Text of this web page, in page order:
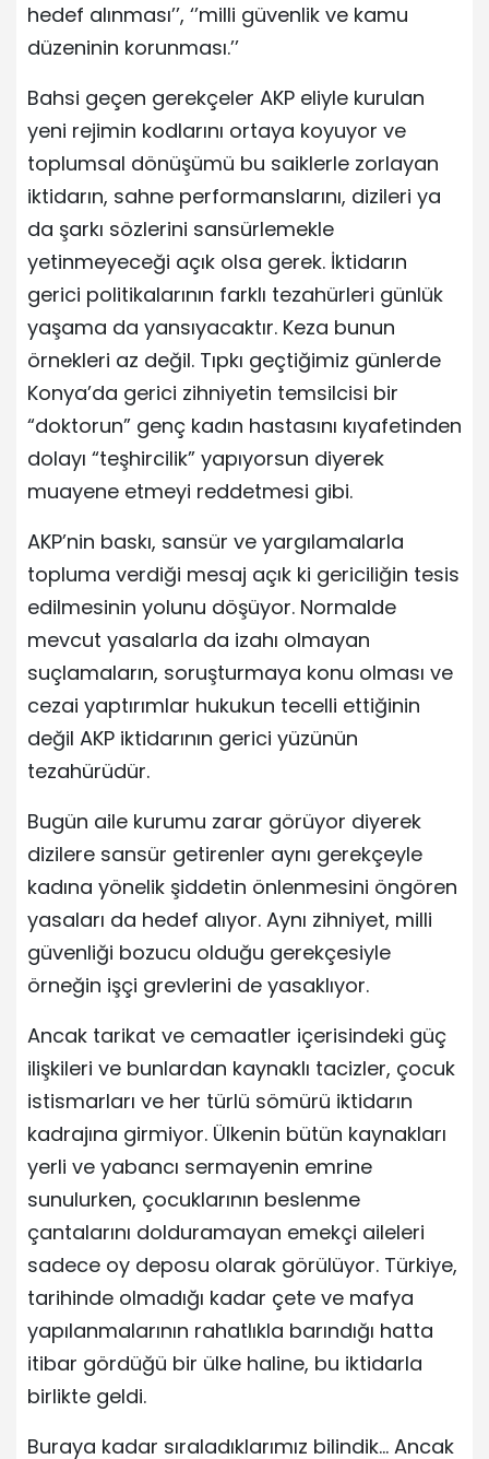
hedef alınması’’, ‘’milli güvenlik ve kamu
düzeninin korunması.’’
Bahsi geçen gerekçeler AKP eliyle kurulan
yeni rejimin kodlarını ortaya koyuyor ve
toplumsal dönüşümü bu saiklerle zorlayan
iktidarın, sahne performanslarını, dizileri ya
da şarkı sözlerini sansürlemekle
yetinmeyeceği açık olsa gerek. İktidarın
gerici politikalarının farklı tezahürleri günlük
yaşama da yansıyacaktır. Keza bunun
örnekleri az değil. Tıpkı geçtiğimiz günlerde
Konya’da gerici zihniyetin temsilcisi bir
“doktorun” genç kadın hastasını kıyafetinden
dolayı “teşhircilik” yapıyorsun diyerek
muayene etmeyi reddetmesi gibi.
AKP’nin baskı, sansür ve yargılamalarla
topluma verdiği mesaj açık ki gericiliğin tesis
edilmesinin yolunu döşüyor. Normalde
mevcut yasalarla da izahı olmayan
suçlamaların, soruşturmaya konu olması ve
cezai yaptırımlar hukukun tecelli ettiğinin
değil AKP iktidarının gerici yüzünün
tezahürüdür.
Bugün aile kurumu zarar görüyor diyerek
dizilere sansür getirenler aynı gerekçeyle
kadına yönelik şiddetin önlenmesini öngören
yasaları da hedef alıyor. Aynı zihniyet, milli
güvenliği bozucu olduğu gerekçesiyle
örneğin işçi grevlerini de yasaklıyor.
Ancak tarikat ve cemaatler içerisindeki güç
ilişkileri ve bunlardan kaynaklı tacizler, çocuk
istismarları ve her türlü sömürü iktidarın
kadrajına girmiyor. Ülkenin bütün kaynakları
yerli ve yabancı sermayenin emrine
sunulurken, çocuklarının beslenme
çantalarını dolduramayan emekçi aileleri
sadece oy deposu olarak görülüyor. Türkiye,
tarihinde olmadığı kadar çete ve mafya
yapılanmalarının rahatlıkla barındığı hatta
itibar gördüğü bir ülke haline, bu iktidarla
birlikte geldi.
Buraya kadar sıraladıklarımız bilindik… Ancak